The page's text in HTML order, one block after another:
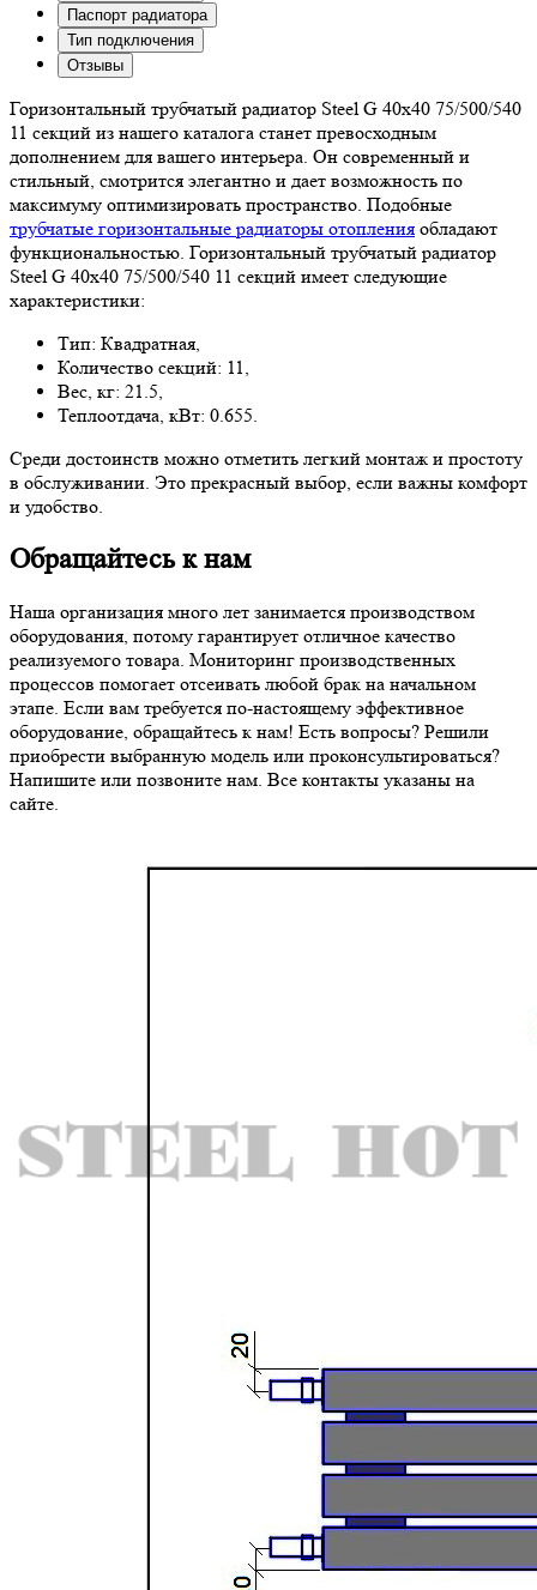
Паспорт радиатора
Тип подключения
Отзывы
Горизонтальный трубчатый радиатор Steel G 40х40 75/500/540
11 секций из нашего каталога станет превосходным
дополнением для вашего интерьера. Он современный и
стильный, смотрится элегантно и дает возможность по
максимуму оптимизировать пространство. Подобные
трубчатые горизонтальные радиаторы отопления обладают
функциональностью. Горизонтальный трубчатый радиатор
Steel G 40х40 75/500/540 11 секций имеет следующие
характеристики:
Тип: Квадратная,
Количество секций: 11,
Вес, кг: 21.5,
Теплоотдача, кВт: 0.655.
Среди достоинств можно отметить легкий монтаж и простоту
в обслуживании. Это прекрасный выбор, если важны комфорт
и удобство.
Обращайтесь к нам
Наша организация много лет занимается производством
оборудования, потому гарантирует отличное качество
реализуемого товара. Мониторинг производственных
процессов помогает отсеивать любой брак на начальном
этапе. Если вам требуется по-настоящему эффективное
оборудование, обращайтесь к нам! Есть вопросы? Решили
приобрести выбранную модель или проконсультироваться?
Напишите или позвоните нам. Все контакты указаны на
сайте.